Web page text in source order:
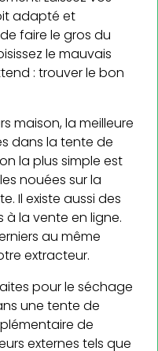
adapté et
faire le gros du
le mauvais
: trouver le bon
maison, la meilleure
dans la tente de
la plus simple est
nouées sur la
Il existe aussi des
la vente en ligne.
au même
extracteur.
pour le séchage
une tente de
de
externes tels que